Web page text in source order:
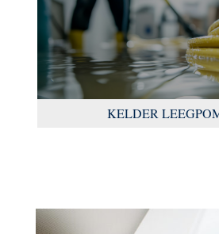
KELDER